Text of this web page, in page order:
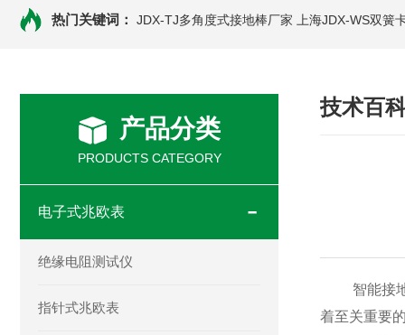
热门关键词： JDX-TJ多角度式接地棒厂家 上海JDX-WS双簧
产品分类
PRODUCTS CATEGORY
电子式兆欧表
绝缘电阻测试仪
指针式兆欧表
技术百
智能接地
着至关重要